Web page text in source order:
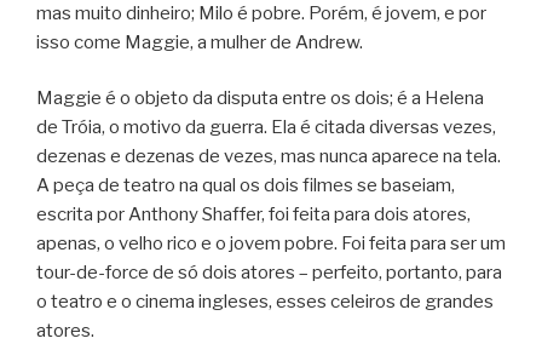
mas muito dinheiro; Milo é pobre. Porém, é jovem, e por
isso come Maggie, a mulher de Andrew.
Maggie é o objeto da disputa entre os dois; é a Helena
de Tróia, o motivo da guerra. Ela é citada diversas vezes,
dezenas e dezenas de vezes, mas nunca aparece na tela.
A peça de teatro na qual os dois filmes se baseiam,
escrita por Anthony Shaffer, foi feita para dois atores,
apenas, o velho rico e o jovem pobre. Foi feita para ser um
tour-de-force de só dois atores – perfeito, portanto, para
o teatro e o cinema ingleses, esses celeiros de grandes
atores.